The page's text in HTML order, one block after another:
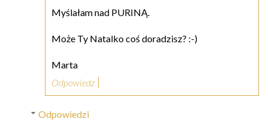
Myślałam nad PURINĄ.
Może Ty Natalko coś doradzisz? :-)
Marta
Odpowiedz
Odpowiedzi